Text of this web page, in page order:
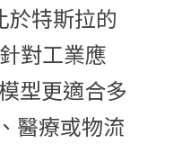
於特斯拉的
對工業應
型更適合多
醫療或物流